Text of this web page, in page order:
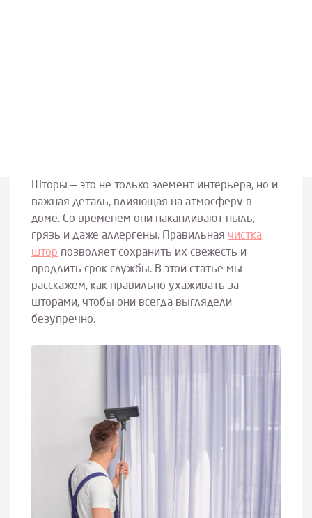
Шторы — это не только элемент интерьера, но и
важная деталь, влияющая на атмосферу в
доме. Со временем они накапливают пыль,
грязь и даже аллергены. Правильная чистка
штор позволяет сохранить их свежесть и
продлить срок службы. В этой статье мы
расскажем, как правильно ухаживать за
шторами, чтобы они всегда выглядели
безупречно.